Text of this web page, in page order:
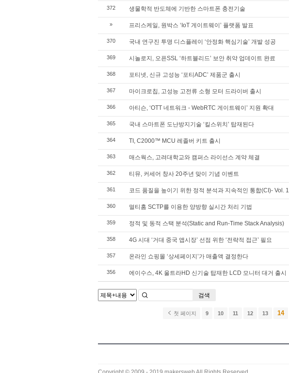
372 생물학적 반도체에 기반한 스마트폰 충전기술
» 프리스케일, 원박스 ‘IoT 게이트웨이’ 플랫폼 발표
370 국내 연구진 투명 디스플레이 ‘안정화 핵심기술’ 개발 성공
369 시놀로지, 오픈SSL ‘하트블리드’ 보안 취약 업데이트 완료
368 포티넷, 신규 고성능 ‘포티ADC’ 제품군 출시
367 마이크로칩, 고성능 고전류 소형 모터 드라이버 출시
366 아티슨, ‘OTT 네트워크 - WebRTC 게이트웨이’ 지원 확대
365 국내 스마트폰 도난방지기술 ‘킬스위치’ 탑재된다
364 TI, C2000™ MCU 레졸버 키트 출시
363 매스웍스, 고려대학교와 캠퍼스 라이선스 계약 체결
362 티뮤, 커세어 창사 20주년 맞이 기념 이벤트
361 코드 품질을 높이기 위한 정적 분석과 지속적인 통합(CI)- Vol. 1
360 멀티홈 SCTP를 이용한 양방향 실시간 처리 기법
359 정적 및 동적 스택 분석(Static and Run-Time Stack Analysis)
358 4G 시대 ‘거대 중국 앱시장’ 선점 위한 ‘전략적 접근’ 필요
357 온라인 쇼핑몰 ‘상세페이지’가 매출액 결정한다
356 에이수스, 4K 울트라HD 신기술 탑재한 LCD 모니터 대거 출시
검색
첫 페이지 9 10 11 12 13 14